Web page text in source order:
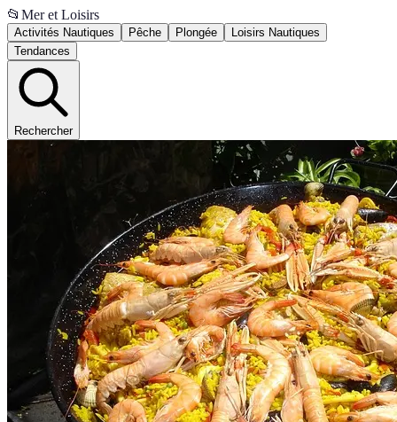
📂 Mer et Loisirs
Activités Nautiques Pêche Plongée
Loisirs Nautiques
Tendances
Rechercher